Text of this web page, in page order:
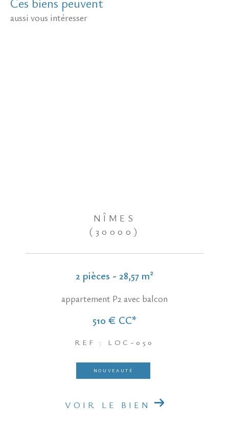
aussi vous intéresser
NÎMES
(30000)
2 pièces - 28,57 m²
appartement P2 avec balcon
510 € CC*
REF : LOC-050
NOUVEAUTÉ
VOIR LE BIEN